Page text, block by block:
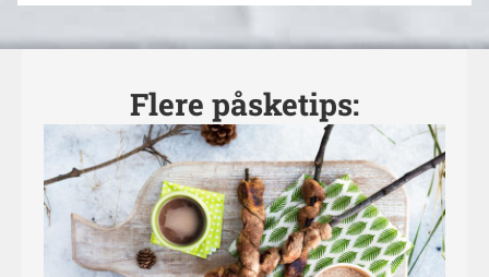
Flere påsketips: